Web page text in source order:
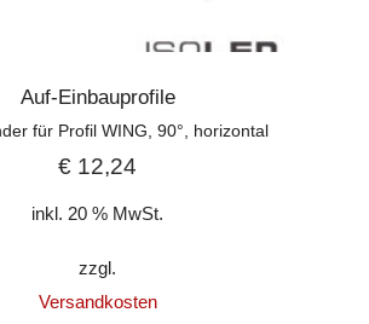
Auf-Einbauprofile
für Profil WING, 90°, horizontal
€ 12,24
inkl. 20 % MwSt.
zzgl.
Versandkosten